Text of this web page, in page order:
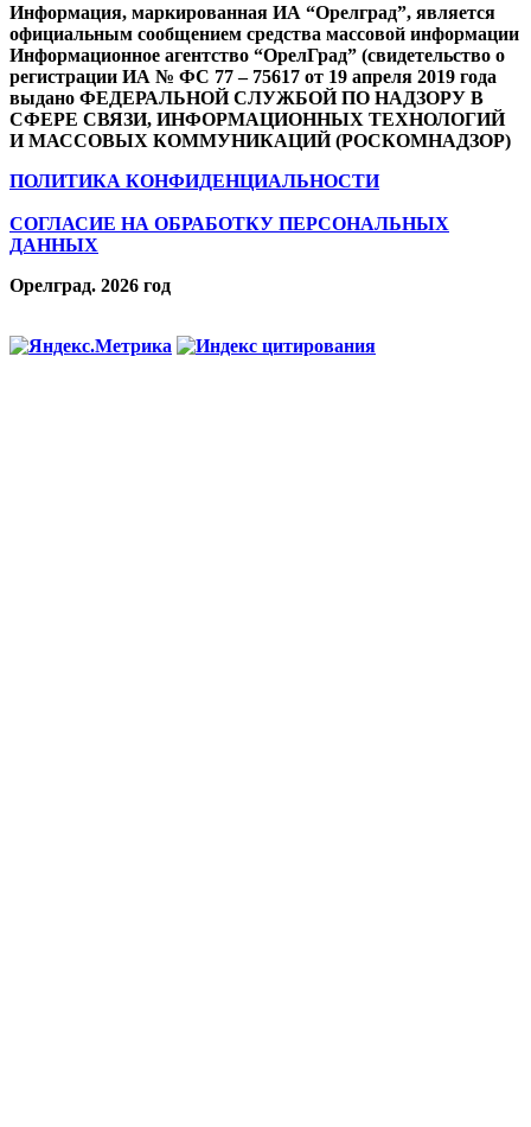
Информация, маркированная ИА “Орелград”, является
официальным сообщением средства массовой информации
Информационное агентство “ОрелГрад” (свидетельство о
регистрации ИА № ФС 77 – 75617 от 19 апреля 2019 года
выдано ФЕДЕРАЛЬНОЙ СЛУЖБОЙ ПО НАДЗОРУ В
СФЕРЕ СВЯЗИ, ИНФОРМАЦИОННЫХ ТЕХНОЛОГИЙ
И МАССОВЫХ КОММУНИКАЦИЙ (РОСКОМНАДЗОР)
ПОЛИТИКА КОНФИДЕНЦИАЛЬНОСТИ
СОГЛАСИЕ НА ОБРАБОТКУ ПЕРСОНАЛЬНЫХ
ДАННЫХ
Орелград. 2026 год